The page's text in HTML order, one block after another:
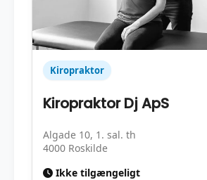
Kiropraktor
Kiropraktor Dj ApS
Algade 10, 1. sal. th
4000 Roskilde
Ikke tilgængeligt